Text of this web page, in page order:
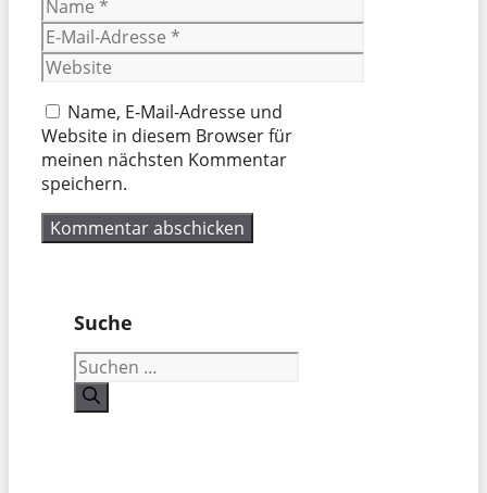
E-
Mail-
Adresse
Website
Name, E-Mail-Adresse und
Website in diesem Browser für
meinen nächsten Kommentar
speichern.
Suche
Suchen
nach: